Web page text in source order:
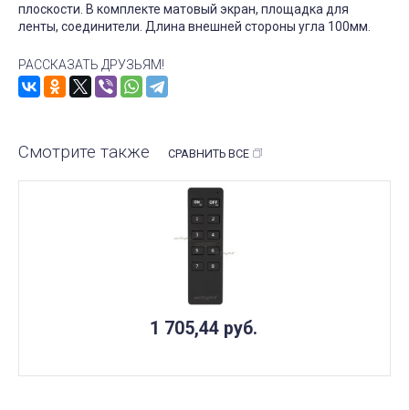
плоскости. В комплекте матовый экран, площадка для
ленты, соединители. Длина внешней стороны угла 100мм.
РАССКАЗАТЬ ДРУЗЬЯМ!
Смотрите также СРАВНИТЬ ВСЕ
1 705,44 руб.